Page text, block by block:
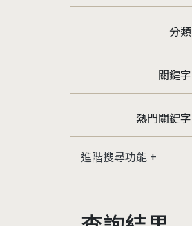
分類
關鍵字
熱門關鍵字
進階搜尋功能